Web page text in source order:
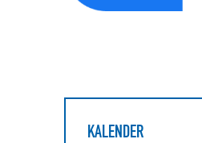
KALENDER